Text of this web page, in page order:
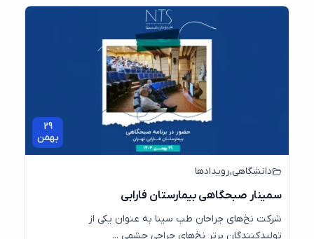
29
بهمن
دانشگاهی,رویدادها
سمینار صبحگاهی بیمارستان فارابی
شرکت نخ‌های جراحان طب سینا به عنوان یکی از
تولیدکنندگان برتر نخ‌های جراحی چشمی ...